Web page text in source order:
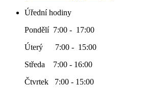
Úřední hodiny
Pondělí 7:00 - 17:00
Úterý 7:00 - 15:00
Středa 7:00 - 16:00
Čtvrtek 7:00 - 15:00